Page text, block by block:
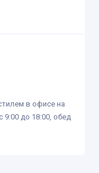
в офисе на
9:00 до 18:00, обед